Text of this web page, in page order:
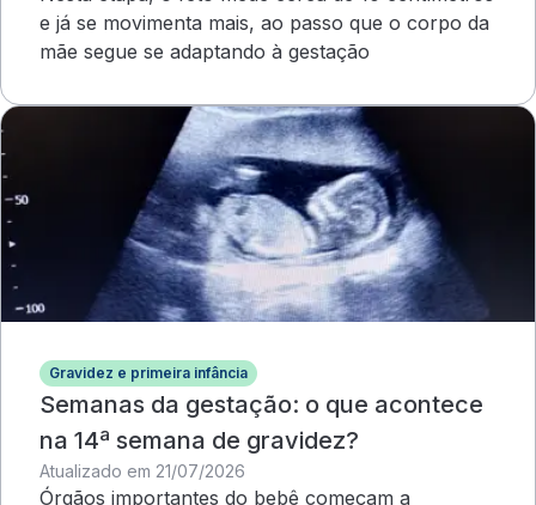
e já se movimenta mais, ao passo que o corpo da
mãe segue se adaptando à gestação
Gravidez e primeira infância
Semanas da gestação: o que acontece
na 14ª semana de gravidez?
Atualizado em 21/07/2026
Órgãos importantes do bebê começam a